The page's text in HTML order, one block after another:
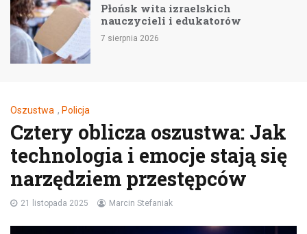
Płońsk wita izraelskich
nauczycieli i edukatorów
7 sierpnia 2026
Oszustwa , Policja
Cztery oblicza oszustwa: Jak
technologia i emocje stają się
narzędziem przestępców
21 listopada 2025 Marcin Stefaniak